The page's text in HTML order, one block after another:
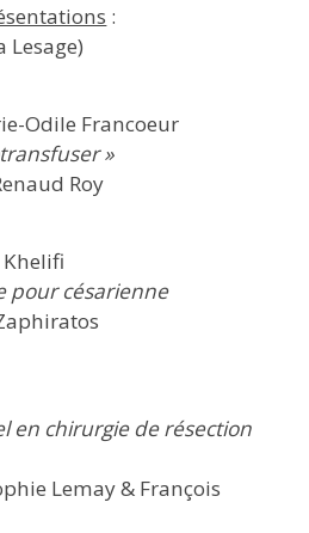
:
Lesage)
Odile Francoeur
»
Roy
Khelifi
pour césarienne
en chirurgie de résection
Lemay & François